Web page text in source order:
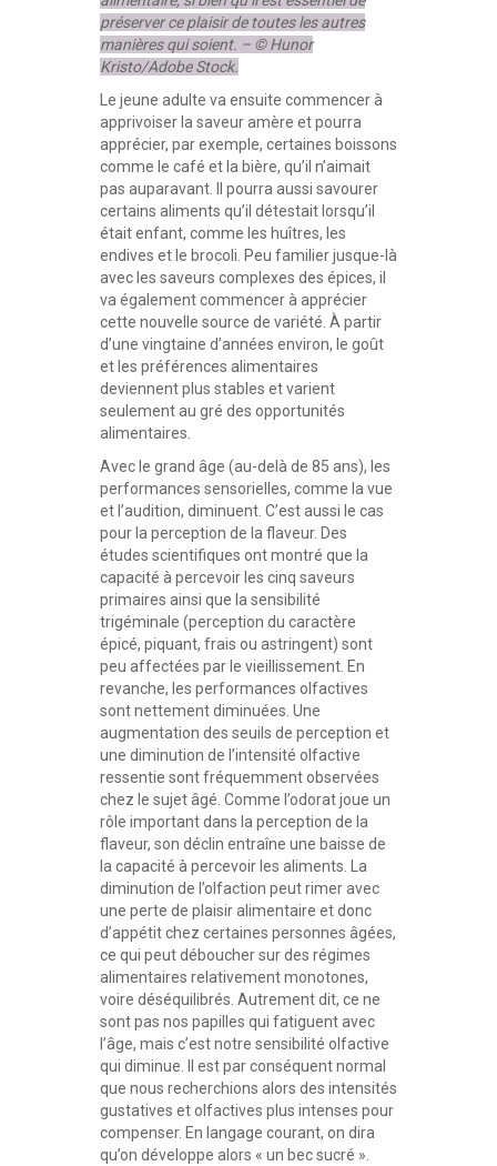
préserver ce plaisir de toutes les autres
manières qui soient. – © Hunor
Kristo/Adobe Stock.
Le jeune adulte va ensuite commencer à
apprivoiser la saveur amère et pourra
apprécier, par exemple, certaines boissons
comme le café et la bière, qu’il n’aimait
pas auparavant. Il pourra aussi savourer
certains aliments qu’il détestait lorsqu’il
était enfant, comme les huîtres, les
endives et le brocoli. Peu familier jusque-là
avec les saveurs complexes des épices, il
va également commencer à apprécier
cette nouvelle source de variété. À partir
d’une vingtaine d’années environ, le goût
et les préférences alimentaires
deviennent plus stables et varient
seulement au gré des opportunités
alimentaires.
Avec le grand âge (au-delà de 85 ans), les
performances sensorielles, comme la vue
et l’audition, diminuent. C’est aussi le cas
pour la perception de la flaveur. Des
études scientifiques ont montré que la
capacité à percevoir les cinq saveurs
primaires ainsi que la sensibilité
trigéminale (perception du caractère
épicé, piquant, frais ou astringent) sont
peu affectées par le vieillissement. En
revanche, les performances olfactives
sont nettement diminuées. Une
augmentation des seuils de perception et
une diminution de l’intensité olfactive
ressentie sont fréquemment observées
chez le sujet âgé. Comme l’odorat joue un
rôle important dans la perception de la
flaveur, son déclin entraîne une baisse de
la capacité à percevoir les aliments. La
diminution de l’olfaction peut rimer avec
une perte de plaisir alimentaire et donc
d’appétit chez certaines personnes âgées,
ce qui peut déboucher sur des régimes
alimentaires relativement monotones,
voire déséquilibrés. Autrement dit, ce ne
sont pas nos papilles qui fatiguent avec
l’âge, mais c’est notre sensibilité olfactive
qui diminue. Il est par conséquent normal
que nous recherchions alors des intensités
gustatives et olfactives plus intenses pour
compenser. En langage courant, on dira
qu’on développe alors « un bec sucré ».